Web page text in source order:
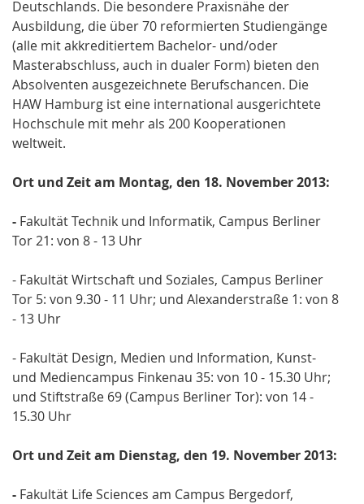
Deutschlands. Die besondere Praxisnähe der
Ausbildung, die über 70 reformierten Studiengänge
(alle mit akkreditiertem Bachelor- und/oder
Masterabschluss, auch in dualer Form) bieten den
Absolventen ausgezeichnete Berufschancen. Die
HAW Hamburg ist eine international ausgerichtete
Hochschule mit mehr als 200 Kooperationen
weltweit.
Ort und Zeit am Montag, den 18. November 2013:
- Fakultät Technik und Informatik, Campus Berliner
Tor 21: von 8 - 13 Uhr
- Fakultät Wirtschaft und Soziales, Campus Berliner
Tor 5: von 9.30 - 11 Uhr; und Alexanderstraße 1: von 8
- 13 Uhr
- Fakultät Design, Medien und Information, Kunst-
und Mediencampus Finkenau 35: von 10 - 15.30 Uhr;
und Stiftstraße 69 (Campus Berliner Tor): von 14 -
15.30 Uhr
Ort und Zeit am Dienstag, den 19. November 2013:
- Fakultät Life Sciences am Campus Bergedorf,